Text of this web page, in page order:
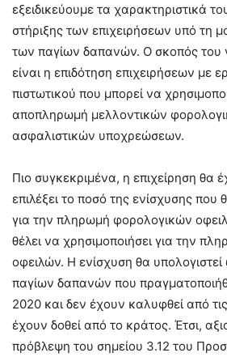
εξειδικεύουμε τα χαρακτηριστικά
στήριξης των επιχειρήσεων υπό τη
των παγίων δαπανών. Ο σκοπός του
είναι η επιδότηση επιχειρήσεων με
πιστωτικού που μπορεί να
αποπληρωμή μελλοντικών
ασφαλιστικών υποχρεώσεων.
Πιο συγκεκριμένα, η επιχείρηση θα
επιλέξει το ποσό της ενίσχυσης που
για την πληρωμή φορολογικών
θέλει να χρησιμοποιήσει για την
οφειλών. Η ενίσχυση θα
παγίων δαπανών που
2020 και δεν έχουν καλυφθεί από
έχουν δοθεί από το κράτος. Έτσι,
πρόβλεψη του σημείου 3.12 του